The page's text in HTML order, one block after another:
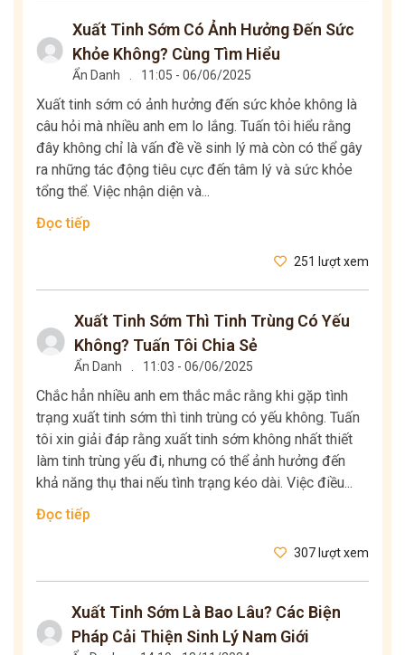
Xuất Tinh Sớm Có Ảnh Hưởng Đến Sức
Khỏe Không? Cùng Tìm Hiểu
Ẩn Danh 11:05 - 06/06/2025
Xuất tinh sớm có ảnh hưởng đến sức khỏe không là
câu hỏi mà nhiều anh em lo lắng. Tuấn tôi hiểu rằng
đây không chỉ là vấn đề về sinh lý mà còn có thể gây
ra những tác động tiêu cực đến tâm lý và sức khỏe
tổng thể. Việc nhận diện và...
Đọc tiếp
251 lượt xem
Xuất Tinh Sớm Thì Tinh Trùng Có Yếu
Không? Tuấn Tôi Chia Sẻ
Ẩn Danh 11:03 - 06/06/2025
Chắc hẳn nhiều anh em thắc mắc rằng khi gặp tình
trạng xuất tinh sớm thì tinh trùng có yếu không. Tuấn
tôi xin giải đáp rằng xuất tinh sớm không nhất thiết
làm tinh trùng yếu đi, nhưng có thể ảnh hưởng đến
khả năng thụ thai nếu tình trạng kéo dài. Việc điều...
Đọc tiếp
307 lượt xem
Xuất Tinh Sớm Là Bao Lâu? Các Biện
Pháp Cải Thiện Sinh Lý Nam Giới